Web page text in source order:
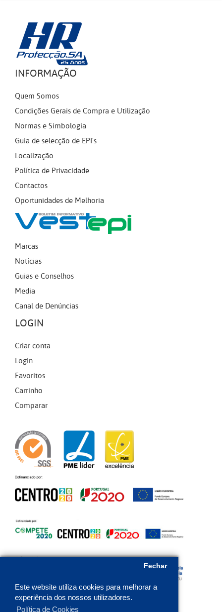
Este website utiliza cookies para melhorar a
experiência dos nossos utilizadores.
Política de Cookies
Fechar
INFORMAÇÃO
Quem Somos
Condições Gerais de Compra e Utilização
Normas e Simbologia
Guia de selecção de EPI's
Localização
Política de Privacidade
Contactos
Oportunidades de Melhoria
Marcas
Notícias
Guias e Conselhos
Media
Canal de Denúncias
LOGIN
Criar conta
Login
Favoritos
Carrinho
Comparar